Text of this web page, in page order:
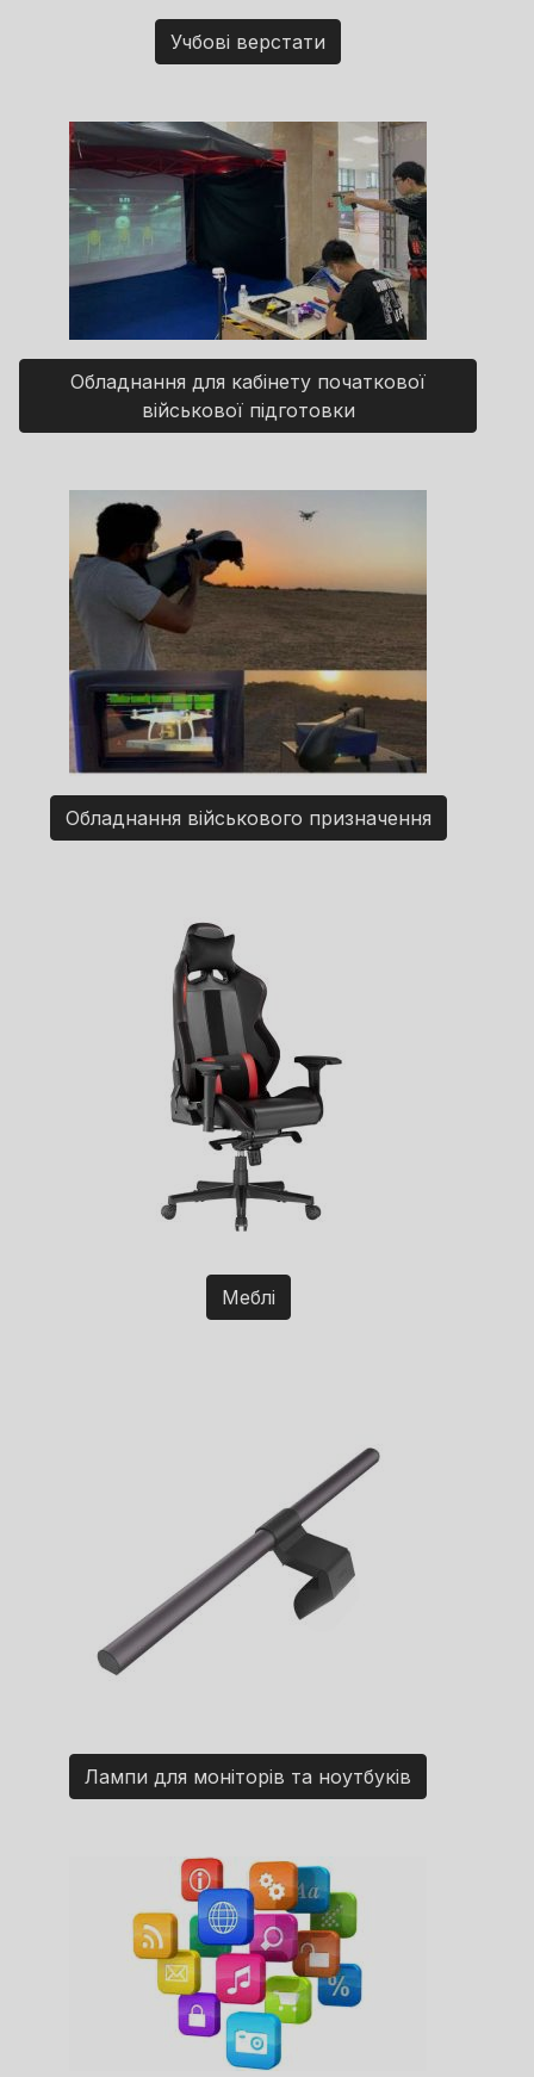
Учбові верстати
Обладнання для кабінету початкової
військової підготовки
Обладнання військового призначення
Меблі
Лампи для моніторів та ноутбуків